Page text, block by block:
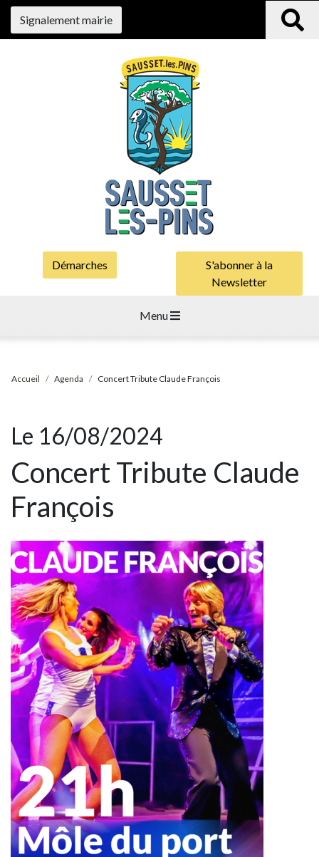
Signalement mairie
Démarches
S'abonner à la
Newsletter
Menu
Accueil Agenda Concert Tribute Claude François
Le 16/08/2024
Concert Tribute Claude
François